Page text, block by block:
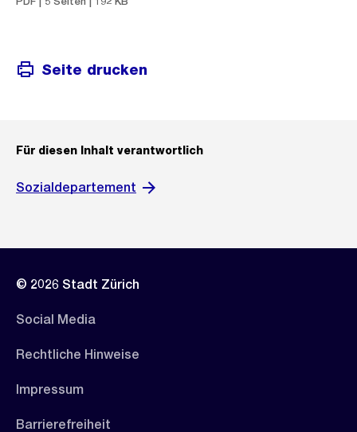
Seite drucken
Für diesen Inhalt verantwortlich
Sozialdepartement
© 2026 Stadt Zürich
Social Media
Rechtliche Hinweise
Impressum
Barrierefreiheit